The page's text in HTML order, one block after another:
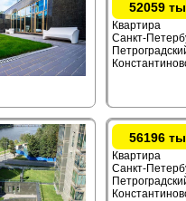
52059
Квартира
Санкт-
56196
Квартира
Санкт-